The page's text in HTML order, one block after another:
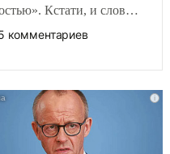
Кстати, и слово-
уже стараются не
– так же, как
уже несет негативные
комментариев